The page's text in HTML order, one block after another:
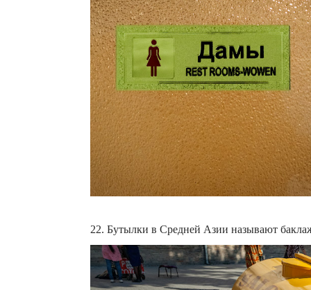
22. Бутылки в Средней Азии называют